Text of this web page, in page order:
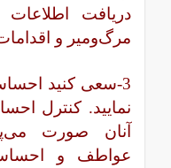
دریافت
مرگ‌ومیر و
3-سعی کنید
نمایید. کنترل
آنان صورت
عواطف و